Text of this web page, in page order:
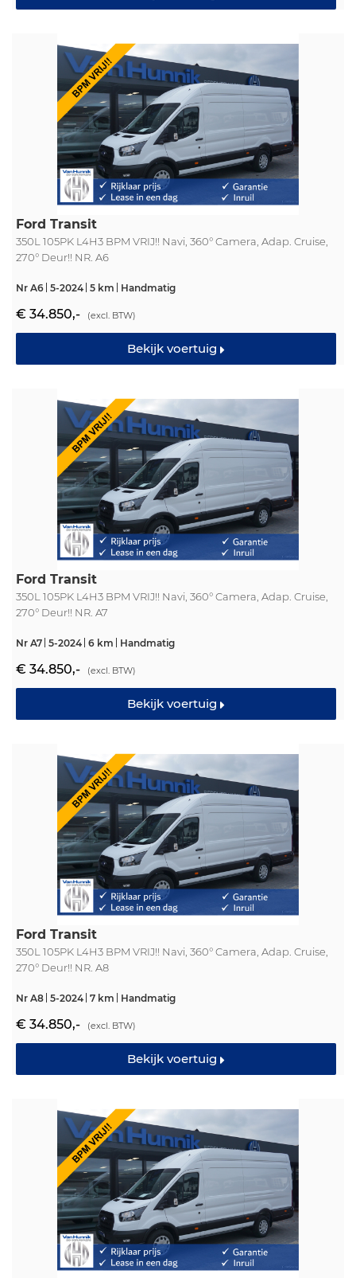
Ford Transit
350L 105PK L4H3 BPM VRIJ!! Navi, 360° Camera, Adap. Cruise,
270° Deur!! NR. A6
Nr A6 5-2024 5 km Handmatig
€ 34.850,- (excl. BTW)
Bekijk voertuig
Ford Transit
350L 105PK L4H3 BPM VRIJ!! Navi, 360° Camera, Adap. Cruise,
270° Deur!! NR. A7
Nr A7 5-2024 6 km Handmatig
€ 34.850,- (excl. BTW)
Bekijk voertuig
Ford Transit
350L 105PK L4H3 BPM VRIJ!! Navi, 360° Camera, Adap. Cruise,
270° Deur!! NR. A8
Nr A8 5-2024 7 km Handmatig
€ 34.850,- (excl. BTW)
Bekijk voertuig